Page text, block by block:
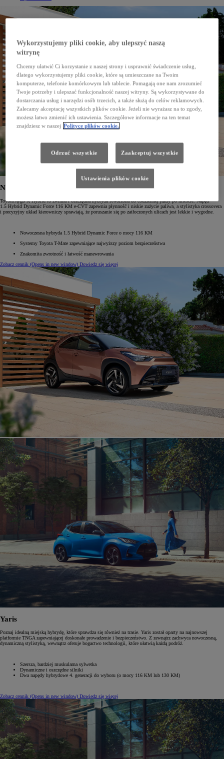
Nowe Aygo X Hybrid
Toyota Aygo X Hybrid to zwinna i oszczędna hybryda stworzona do codziennej jazdy po mieście. Napęd
1.5 Hybrid Dynamic Force 116 KM e-CVT zapewnia płynność i niskie zużycie paliwa, a stylistyka crossovera
i precyzyjny układ kierowniczy sprawiają, że poruszanie się po zatłoczonych ulicach jest lekkie i wygodne.
Nowoczesna hybryda 1.5 Hybrid Dynamic Force o mocy 116 KM
Systemy Toyota T-Mate zapewniające najwyższy poziom bezpieczeństwa
Znakomita zwrotność i łatwość manewrowania
Zobacz cennik (Opens in new window) Dowiedz się więcej
Yaris
Poznaj idealną miejską hybrydę, które sprawdza się również na trasie. Yaris został oparty na najnowszej
platformie TNGA zapewniającej doskonałe prowadzenie i bezpieczeństwo. Z zewnątrz zachwyca nowoczesną,
dynamiczną stylistyką, wewnątrz oferuje bogactwo technologii, które ułatwią każdą podróż.
Szersza, bardziej muskularna sylwetka
Dynamiczne i ‎oszczędne silniki
Dwa napędy hybrydowe 4. generacji do wyboru (o mocy 116 KM lub 130 KM)
Zobacz cennik (Opens in new window) Dowiedz się więcej
Wykorzystujemy pliki cookie, aby ulepszyć naszą
witrynę
Chcemy ułatwić Ci korzystanie z naszej strony i usprawnić świadczenie usług,
dlatego wykorzystujemy pliki cookie, które są umieszczane na Twoim
komputerze, telefonie komórkowym lub tablecie. Pomagają one nam zrozumieć
Twoje potrzeby i ulepszać funkcjonalność naszej witryny. Są wykorzystywane do
dostarczania usług i narzędzi osób trzecich, a także służą do celów reklamowych.
Zalecamy akceptację wszystkich plików cookie. Jeżeli nie wyrażasz na to zgody,
możesz łatwo zmienić ich ustawienia. Szczegółowe informacje na ten temat
znajdziesz w naszej Polityce plików cookie.
Odrzuć wszystkie Zaakceptuj wszystkie
Ustawienia plików cookie